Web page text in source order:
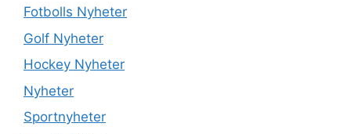
Fotbolls Nyheter
Golf Nyheter
Hockey Nyheter
Nyheter
Sportnyheter